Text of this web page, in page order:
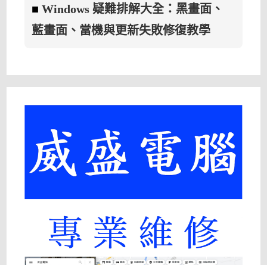
■Windows 疑難排解大全：黑畫面、
藍畫面、當機與更新失敗修復教學